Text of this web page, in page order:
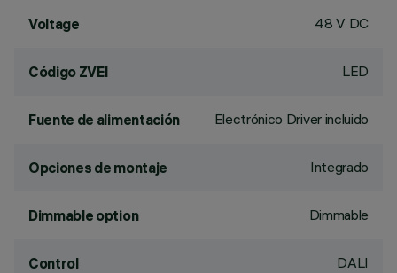
Voltage 48 V DC
Código ZVEI LED
Fuente de alimentación Electrónico Driver incluido
Opciones de montaje Integrado
Dimmable option Dimmable
Control DALI